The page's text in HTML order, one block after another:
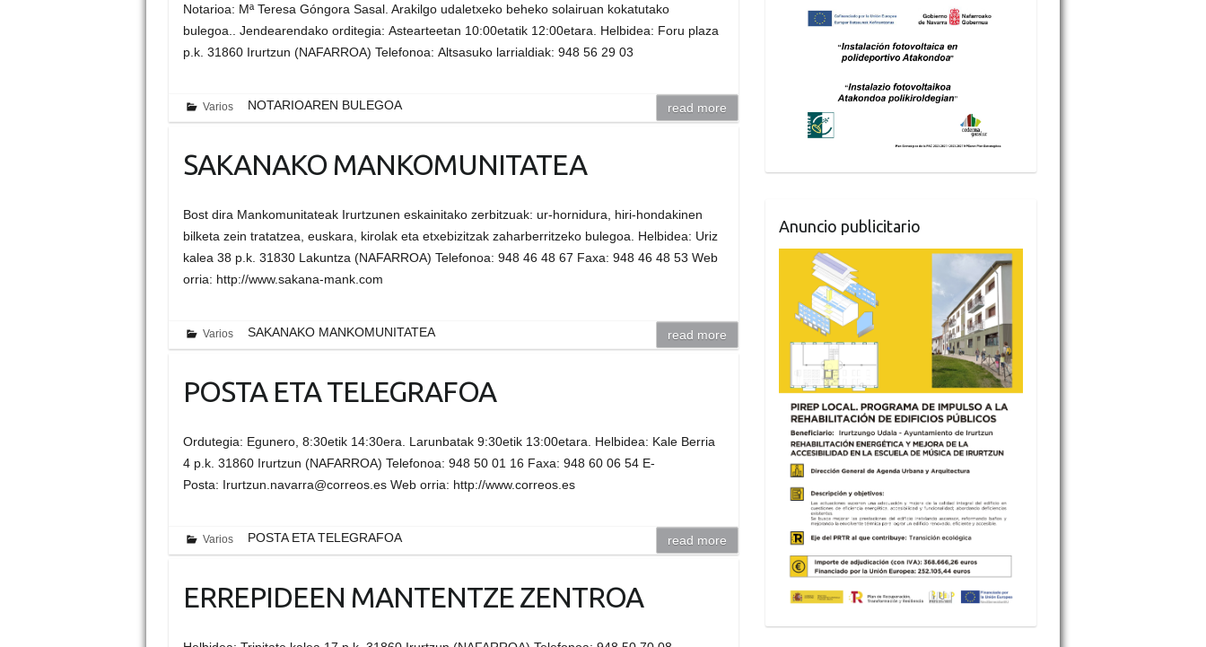
Notarioa: Mª Teresa Góngora Sasal. Arakilgo udaletxeko beheko solairuan kokatutako
bulegoa.. Jendearendako orditegia: Astearteetan 10:00etatik 12:00etara. Helbidea: Foru plaza
p.k. 31860 Irurtzun (NAFARROA) Telefonoa: Altsasuko larrialdiak: 948 56 29 03
Varios NOTARIOAREN BULEGOA read more
SAKANAKO MANKOMUNITATEA
Bost dira Mankomunitateak Irurtzunen eskainitako zerbitzuak: ur-hornidura, hiri-hondakinen
bilketa zein tratatzea, euskara, kirolak eta etxebizitzak zaharberritzeko bulegoa. Helbidea: Uriz
kalea 38 p.k. 31830 Lakuntza (NAFARROA) Telefonoa: 948 46 48 67 Faxa: 948 46 48 53 Web
orria: http://www.sakana-mank.com
Varios SAKANAKO MANKOMUNITATEA read more
POSTA ETA TELEGRAFOA
Ordutegia: Egunero, 8:30etik 14:30era. Larunbatak 9:30etik 13:00etara. Helbidea: Kale Berria
4 p.k. 31860 Irurtzun (NAFARROA) Telefonoa: 948 50 01 16 Faxa: 948 60 06 54 E-
Posta: Irurtzun.navarra@correos.es Web orria: http://www.correos.es
Varios POSTA ETA TELEGRAFOA read more
ERREPIDEEN MANTENTZE ZENTROA
Anuncio publicitario